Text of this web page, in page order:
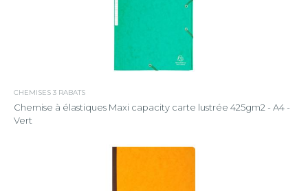
CHEMISES 3 RABATS
Chemise à élastiques Maxi capacity carte lustrée 425gm2 - A4 -
Vert